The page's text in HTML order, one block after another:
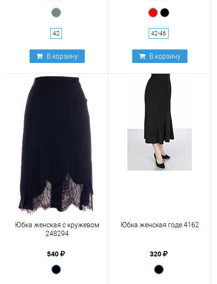
42
В корзину
42-46
В корзину
Юбка женская с кружевом
248294
540
Юбка женская годе 4162
320